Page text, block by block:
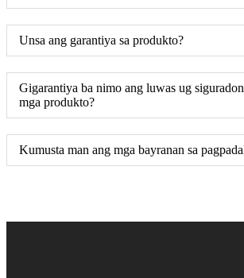
Unsa ang garantiya sa produkto?
Gigarantiya ba nimo ang luwas ug
mga produkto?
Kumusta man ang mga bayranan sa